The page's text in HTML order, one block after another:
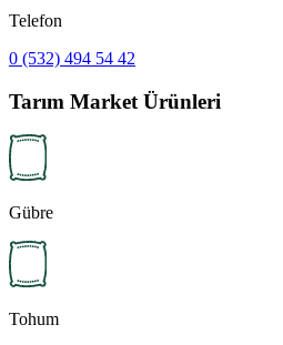
Telefon
0 (532) 494 54 42
Tarım Market Ürünleri
Gübre
Tohum